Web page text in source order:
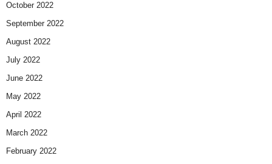
October 2022
September 2022
August 2022
July 2022
June 2022
May 2022
April 2022
March 2022
February 2022